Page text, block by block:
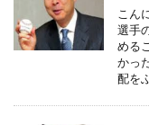
こん
選手
める
かっ
配を